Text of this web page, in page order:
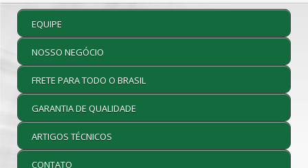
EQUIPE
NOSSO NEGÓCIO
FRETE PARA TODO O BRASIL
GARANTIA DE QUALIDADE
ARTIGOS TÉCNICOS
CONTATO